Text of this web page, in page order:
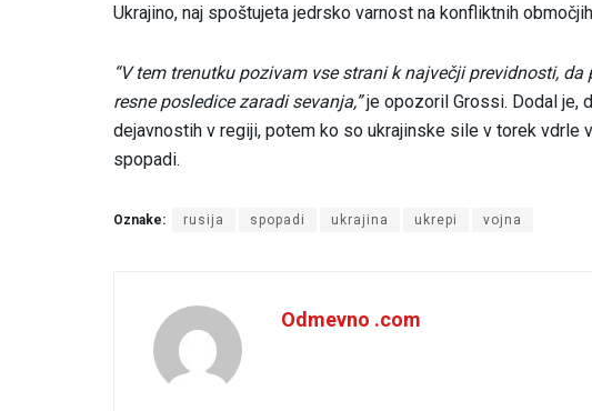
Ukrajino, naj spoštujeta jedrsko varnost na konfliktnih
“V tem trenutku pozivam vse strani k največji previdnosti,
resne posledice zaradi sevanja,”je opozoril Grossi. Dodal je,
dejavnostih v regiji, potem ko so ukrajinske sile v torek vdrle
spopadi.
Oznake: rusija spopadi ukrajina ukrepi vojna
Odmevno .com